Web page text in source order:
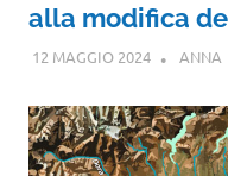
alla modifica
12 MAGGIO 2024 ANNA